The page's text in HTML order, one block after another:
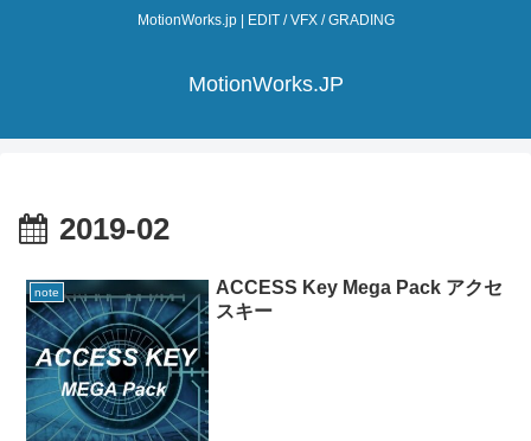
MotionWorks.jp | EDIT / VFX / GRADING
MotionWorks.JP
2019-02
note
ACCESS Key Mega Pack アクセ
スキー